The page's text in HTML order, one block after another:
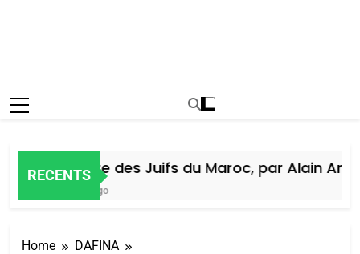
RECENTS
Histoire des Juifs du Maroc, par Alain Amiel
Home
DAFINA